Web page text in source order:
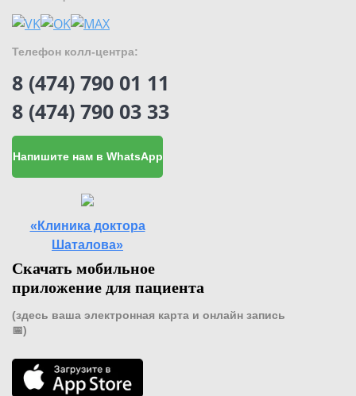
Телефон колл-центра:
8 (474) 790 01 11
8 (474) 790 03 33
Напишите нам в WhatsApp
«Клиника доктора
Шаталова»
Скачать мобильное
приложение для пациента
(здесь ваша электронная карта и онлайн запись
📅)